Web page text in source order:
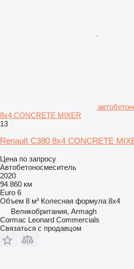
8x4 CONCRETE MIXER
13
Renault C380 8x4 CONCRETE
Цена по запросу
Автобетоносмеситель
2020
94 860 км
Euro 6
Объем 8 м³ Колесная формула 8x4
Великобритания, Armagh
Cormac Leonard Commercials
Связаться с продавцом